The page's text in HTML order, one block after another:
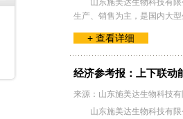
山东施美达生物科技有
生产、销售为主，是国内大
+ 查看详细
经济参考报：上下联动
来源：山东施美达生物科技
山东施美达生物科技有